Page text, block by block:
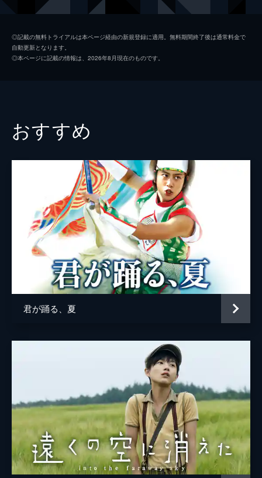
アキラ 山田優
平井 今井朋彦
渡会藤子 寺島しのぶ
遠坂直樹 萩原聖人
中込威 佐々木蔵之介
山崎邦正
博多華丸
森本レオ
神取忍
田口浩正
源孝志
脚本 源孝志
成田はじめ
原作 石田衣良
音楽 小西康陽
◎記載の無料トライアルは本ページ経由の新規登録に適用。無料期間終了後は通常料金で
自動更新となります。
◎本ページに記載の情報は、2026年8月現在のものです。
おすすめ
君が踊る、夏